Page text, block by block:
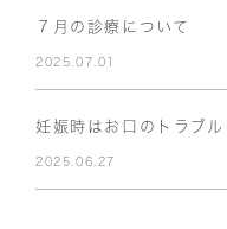
７月の診療について
2025.07.01
妊娠時はお口のトラブ
2025.06.27